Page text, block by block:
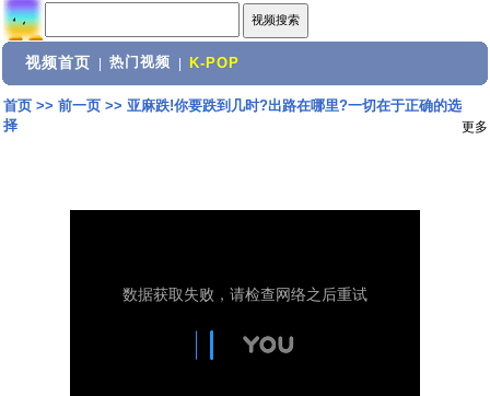
视频首页 热门视频 K-POP
首页>> 前一页>> 亚麻跌!你要跌到几时?出路在哪里?一切在于正确的选
择
更多